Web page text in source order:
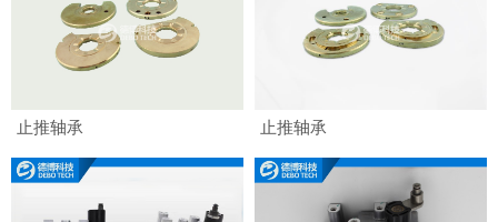
止推轴承 止推轴承